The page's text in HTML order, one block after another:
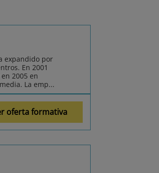
expandido por
En 2001
2005 en
La emp...
oferta formativa